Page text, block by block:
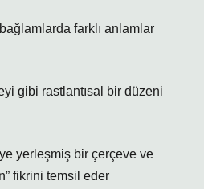
farklı anlamlar
gibi rastlantısal bir düzeni
yerleşmiş bir çerçeve ve
fikrini temsil eder